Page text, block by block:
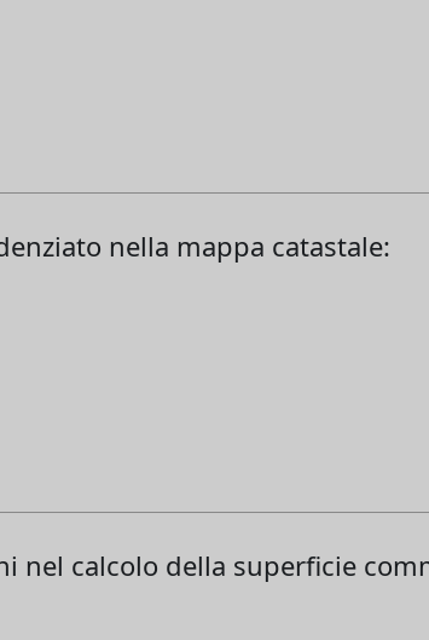
nella mappa catastale:
nel calcolo della superficie